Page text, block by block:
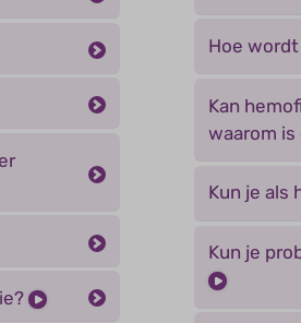
Hoe
Kan
waarom is
Kun je als
Kun je